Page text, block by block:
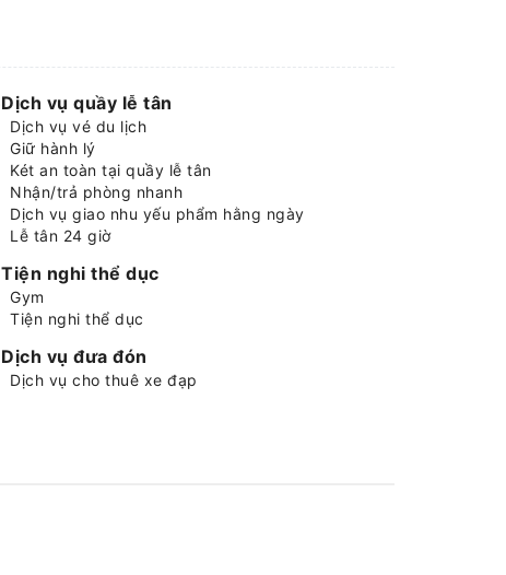
Dịch vụ quầy lễ tân
Dịch vụ vé du lịch
Giữ hành lý
Két an toàn tại quầy lễ tân
Nhận/trả phòng nhanh
Dịch vụ giao nhu yếu phẩm hằng ngày
Lễ tân 24 giờ
Tiện nghi thể dục
Gym
Tiện nghi thể dục
Dịch vụ đưa đón
Dịch vụ cho thuê xe đạp